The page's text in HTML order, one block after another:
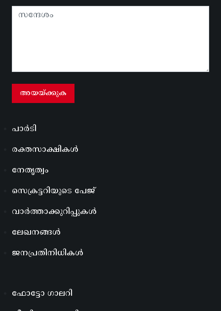
പാർടി
രക്തസാക്ഷികൾ
നേതൃത്വം
സെക്രട്ടറിയുടെ പേജ്
വാർത്താക്കുറിപ്പുകൾ
ലേഖനങ്ങൾ
ജനപ്രതിനിധികൾ
ഫോട്ടോ ഗാലറി